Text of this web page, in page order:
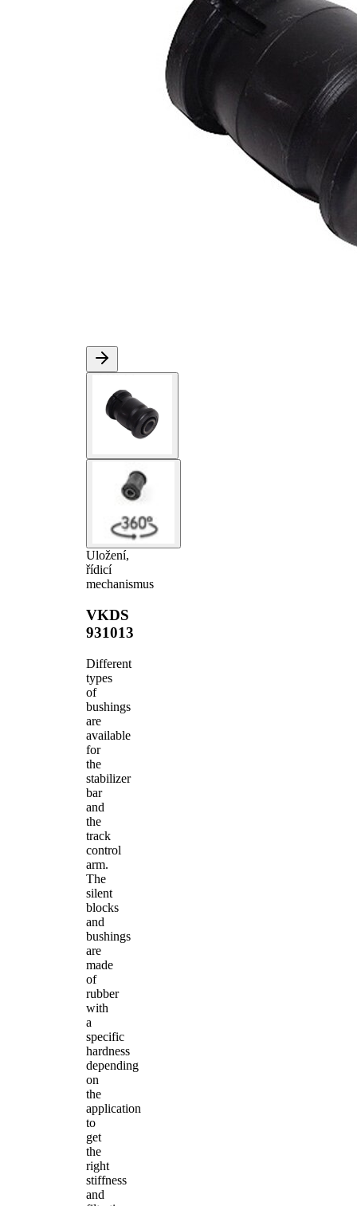
Uložení,
řídicí
mechanismus
VKDS
931013
Different
types
of
bushings
are
available
for
the
stabilizer
bar
and
the
track
control
arm.
The
silent
blocks
and
bushings
are
made
of
rubber
with
a
specific
hardness
depending
on
the
application
to
get
the
right
stiffness
and